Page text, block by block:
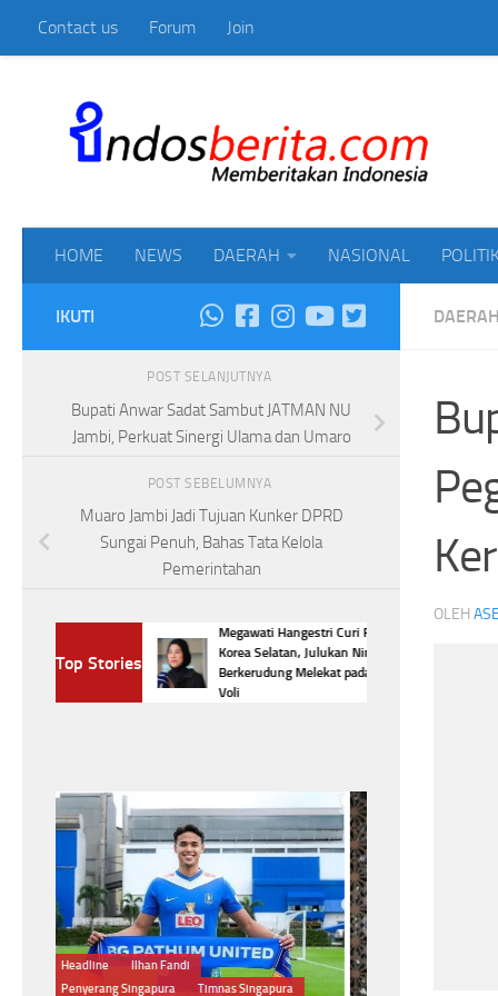
Skip to content
Contact us Forum Join
HOME NEWS DAERAH NASIONAL
DAERAH
OLEH
IKUTI
POST SELANJUTNYA
Bupati Anwar Sadat Sambut JATMAN NU
Jambi, Perkuat Sinergi Ulama dan Umaro
POST SEBELUMNYA
Muaro Jambi Jadi Tujuan Kunker DPRD
Sungai Penuh, Bahas Tata Kelola
Pemerintahan
Top Stories
3 Jadi
Megawati Hangestri Curi Perhatian
Korea Selatan, Julukan Ninja
Berkerudung Melekat pada Sang Bintang
Voli